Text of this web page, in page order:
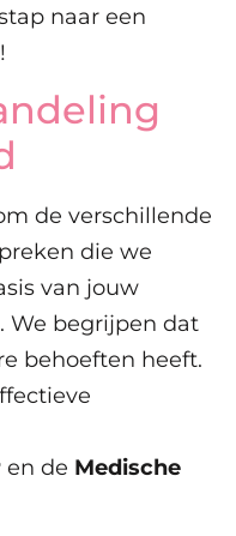
naar een
de verschillende
die we
van jouw
We begrijpen dat
behoeften heeft.
en de Medische